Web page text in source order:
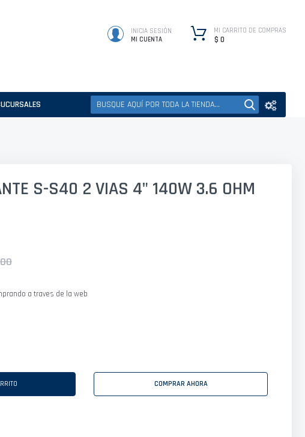
INICIA SESIÓN
MI CUENTA
MI CARRITO DE COMPRAS
$ 0
S-S40 2 VIAS 4" 140W 3.6 OHM
a traves de la web
COMPRAR AHORA